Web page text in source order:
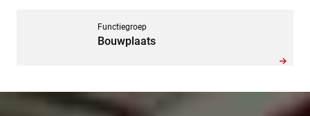
Functiegroep
Bouwplaats